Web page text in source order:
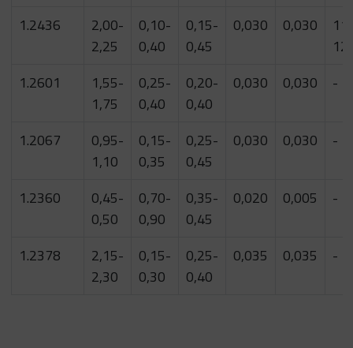
1.2436
2,00-
2,25
0,10-
0,40
0,15-
0,45
0,030 0,030
1.2601
1,55-
1,75
0,25-
0,40
0,20-
0,40
0,030 0,030 -
1.2067
0,95-
1,10
0,15-
0,35
0,25-
0,45
0,030 0,030 -
1.2360
0,45-
0,50
0,70-
0,90
0,35-
0,45
0,020 0,005 -
1.2378
2,15-
2,30
0,15-
0,30
0,25-
0,40
0,035 0,035 -